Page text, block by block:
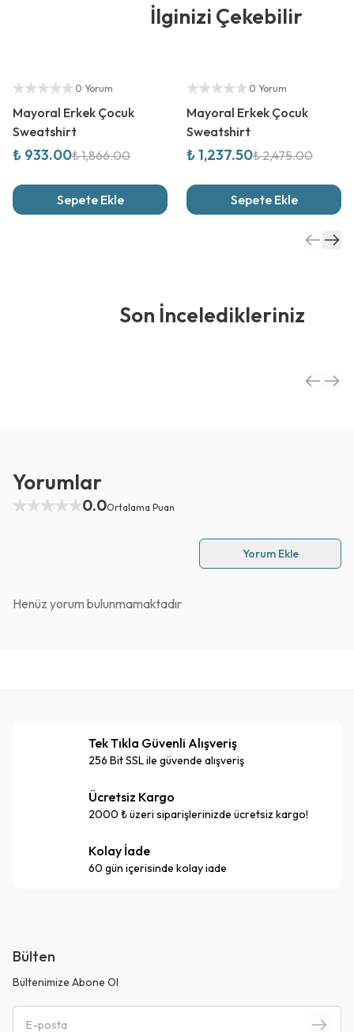
İlginizi Çekebilir
Yetkili Satıcı
0 Yorum
Mayoral Erkek Çocuk
Sweatshirt
₺ 933.00₺ 1,866.00
Sepete Ekle
Yetkili Satıcı
0 Yorum
Mayoral Erkek Çocuk
Sweatshirt
₺ 1,237.50₺ 2,475.00
Sepete Ekle
Son İnceledikleriniz
Yorumlar
0.0Ortalama Puan
Yorum Ekle
Henüz yorum bulunmamaktadır
Tek Tıkla Güvenli Alışveriş
256 Bit SSL ile güvende alışveriş
Ücretsiz Kargo
2000 ₺ üzeri siparişlerinizde ücretsiz kargo!
Kolay İade
60 gün içerisinde kolay iade
Bülten
Bültenimize Abone Ol